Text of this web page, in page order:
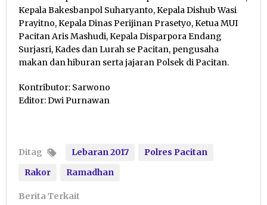
Kepala Bakesbanpol Suharyanto, Kepala Dishub Wasi
Prayitno, Kepala Dinas Perijinan Prasetyo, Ketua MUI
Pacitan Aris Mashudi, Kepala Disparpora Endang
Surjasri, Kades dan Lurah se Pacitan, pengusaha
makan dan hiburan serta jajaran Polsek di Pacitan.
Kontributor: Sarwono
Editor: Dwi Purnawan
Ditag Lebaran 2017
Polres Pacitan
Rakor
Ramadhan
Berita Terkait